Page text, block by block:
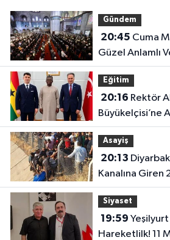
Gündem
20:45
Güzel Anlamlı
Sözleri..
Eğitim
20:16
Büyükelçisi’ne
Ziyareti!
Asayiş
20:13
Kanalına Giren
Hayatını
Siyaset
19:59
Hareketlilk! 11